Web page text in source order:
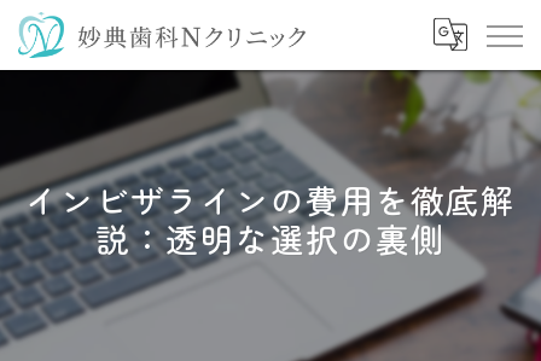
インビザラインの費用を徹底解
説：透明な選択の裏側